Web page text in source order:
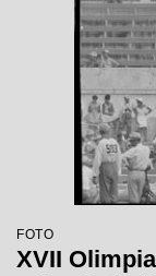
FOTO
XVII